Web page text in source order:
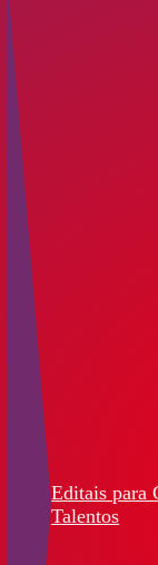
Editais para
Talentos